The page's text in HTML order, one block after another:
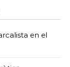
en el